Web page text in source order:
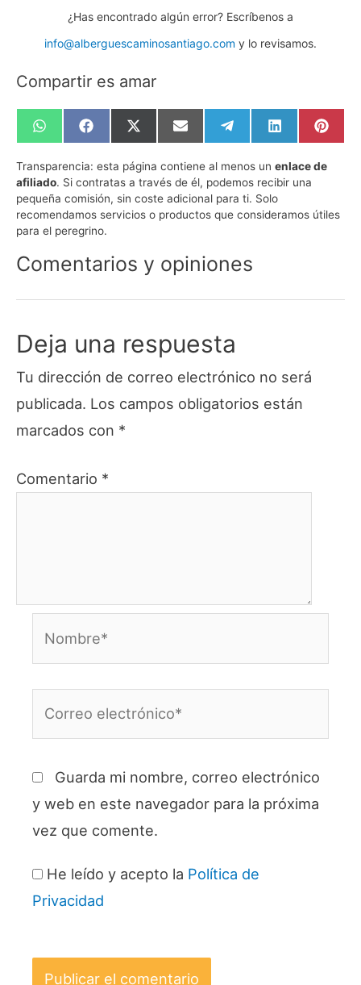
¿Has encontrado algún error? Escríbenos a
info@alberguescaminosantiago.com y lo revisamos.
Compartir es amar
Compartir
en
WhatsApp
Compartir
en
Facebook
Compartir
en
X
(Twitter)
Compartir
en
Email
Compartir
en
Telegram
Compartir
en
LinkedIn
en
Transparencia: esta página contiene al menos un enlace de
afiliado. Si contratas a través de él, podemos recibir una
pequeña comisión, sin coste adicional para ti. Solo
recomendamos servicios o productos que consideramos útiles
para el peregrino.
Comentarios y opiniones
Deja una respuesta
Tu dirección de correo electrónico no será
publicada. Los campos obligatorios están
marcados con *
Comentario *
Guarda mi nombre, correo electrónico
y web en este navegador para la próxima
vez que comente.
He leído y acepto la Política de
Privacidad